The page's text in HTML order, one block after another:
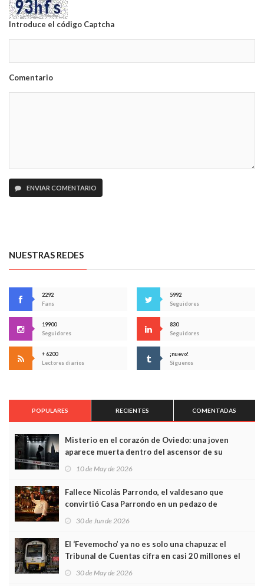
Introduce el código Captcha
Comentario
ENVIAR COMENTARIO
NUESTRAS REDES
2292
Fans
5992
Seguidores
19900
Seguidores
830
Seguidores
+ 6200
Lectores diarios
¡nuevo!
Síguenos
POPULARES RECIENTES COMENTADAS
Misterio en el corazón de Oviedo: una joven
aparece muerta dentro del ascensor de su
edificio y las cámaras captan sus últimos minutos
10 de May de 2026
Fallece Nicolás Parrondo, el valdesano que
convirtió Casa Parrondo en un pedazo de
Asturias en Madrid
30 de Jun de 2026
El ‘Fevemocho’ ya no es solo una chapuza: el
Tribunal de Cuentas cifra en casi 20 millones el
sobrecoste de los trenes que no cabían por los
30 de May de 2026